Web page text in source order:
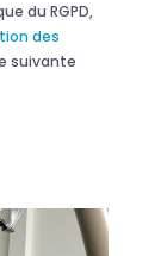
du RGPD,
des
suivante